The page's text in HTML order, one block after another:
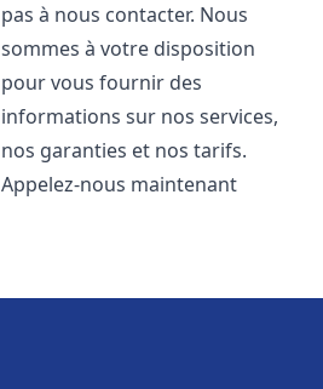
pas à nous contacter. Nous
sommes à votre disposition
pour vous fournir des
informations sur nos services,
nos garanties et nos tarifs.
Appelez-nous maintenant